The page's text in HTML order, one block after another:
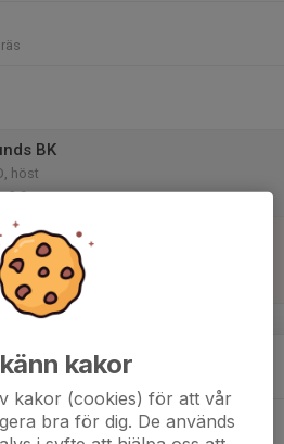
BK
höst
3 9-manna
FF
höst
plan 9-manna
v.34
kakor
kakor (cookies) för att vår
bra för dig. De används